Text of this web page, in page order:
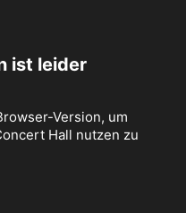
ist leider
Version, um
Hall nutzen zu